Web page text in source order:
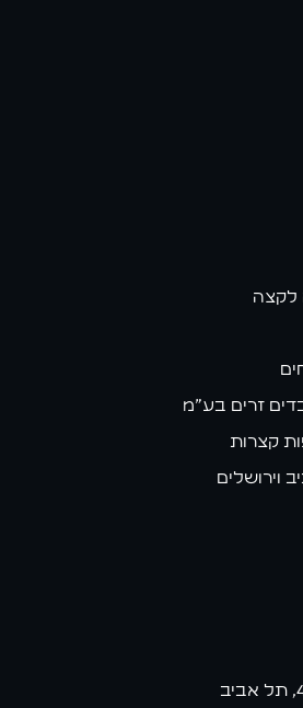
לקצה
זרים בע״מ
קצרות
וירושלים